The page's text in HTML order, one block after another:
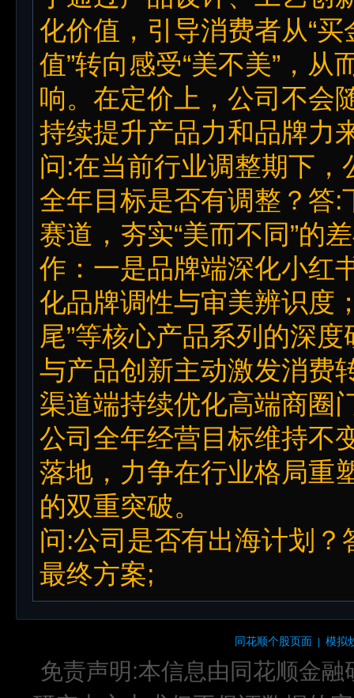
化价值，引导消费者从“买
值”转向感受“美不美”，
响。在定价上，公司不会
持续提升产品力和品牌力
问:在当前行业调整期下
全年目标是否有调整？答
赛道，夯实“美而不同”的
作：一是品牌端深化小红
化品牌调性与审美辨识度
尾”等核心产品系列的深
与产品创新主动激发消费
渠道端持续优化高端商圈
公司全年经营目标维持不
落地，力争在行业格局重
的双重突破。
问:公司是否有出海计划
最终方案;
同花顺个股页面 | 模拟
免责声明:本信息由同花顺金